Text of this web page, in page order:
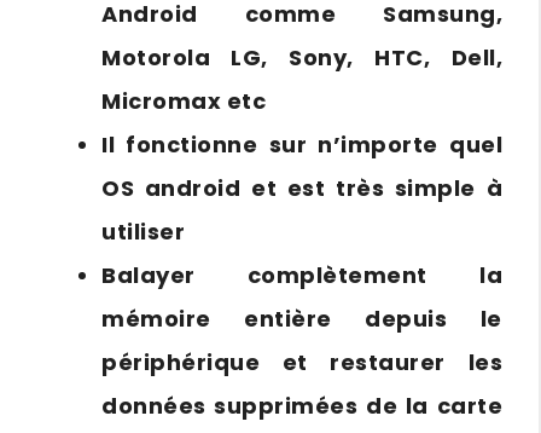
Android comme Samsung,
Motorola LG, Sony, HTC, Dell,
Micromax etc
Il fonctionne sur n’importe quel
OS android et est très simple à
utiliser
Balayer complètement la
mémoire entière depuis le
périphérique et restaurer les
données supprimées de la carte